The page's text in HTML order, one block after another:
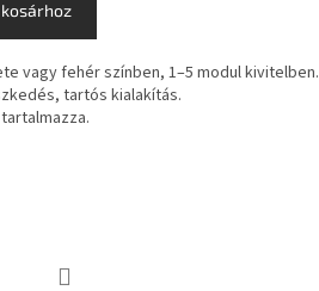
vagy fehér színben, 1–5 modul kivitelben.
tartós kialakítás.